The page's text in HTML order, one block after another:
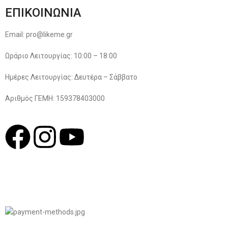
ΕΠΙΚΟΙΝΩΝΙΑ
Email: pro@likeme.gr
Ωράριο Λειτουργίας: 10:00 – 18:00
Ημέρες Λειτουργίας: Δευτέρα – Σάββατο
Αριθμός ΓΕΜΗ: 159378403000